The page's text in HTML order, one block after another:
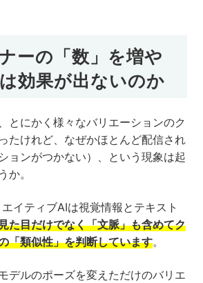
ーの「数」を増や
効果が出ないのか
とにかく様々なバリエーションのク
たけれど、なぜかほとんど配信され
ョンがつかない）、という現象は起
か。
イティブAIは視覚情報とテキスト
た目だけでなく「文脈」も含めてク
「類似性」を判断しています。
デルのポーズを変えただけのバリエ